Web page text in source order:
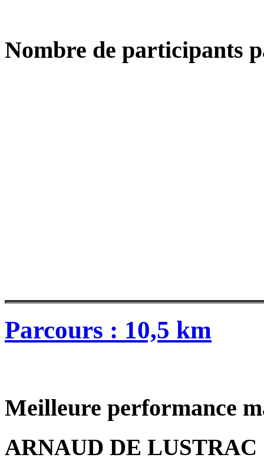
Nombre de participants
Parcours : 10,5 km
Meilleure performance
ARNAUD DE LUSTRAC